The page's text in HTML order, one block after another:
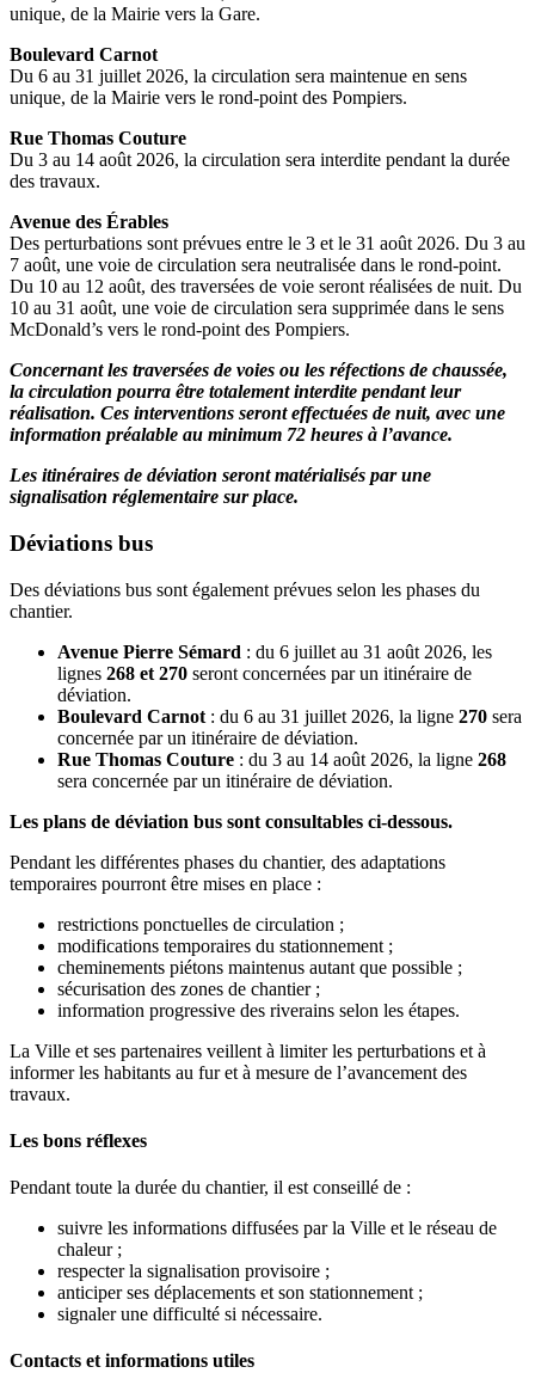
unique, de la Mairie vers la Gare.
Boulevard Carnot
Du 6 au 31 juillet 2026, la circulation sera maintenue en sens
unique, de la Mairie vers le rond-point des Pompiers.
Rue Thomas Couture
Du 3 au 14 août 2026, la circulation sera interdite pendant la durée
des travaux.
Avenue des Érables
Des perturbations sont prévues entre le 3 et le 31 août 2026. Du 3 au
7 août, une voie de circulation sera neutralisée dans le rond-point.
Du 10 au 12 août, des traversées de voie seront réalisées de nuit. Du
10 au 31 août, une voie de circulation sera supprimée dans le sens
McDonald’s vers le rond-point des Pompiers.
Concernant les traversées de voies ou les réfections de chaussée,
la circulation pourra être totalement interdite pendant leur
réalisation. Ces interventions seront effectuées de nuit, avec une
information préalable au minimum 72 heures à l’avance.
Les itinéraires de déviation seront matérialisés par une
signalisation réglementaire sur place.
Déviations bus
Des déviations bus sont également prévues selon les phases du
chantier.
Avenue Pierre Sémard : du 6 juillet au 31 août 2026, les
lignes 268 et 270 seront concernées par un itinéraire de
déviation.
Boulevard Carnot : du 6 au 31 juillet 2026, la ligne 270 sera
concernée par un itinéraire de déviation.
Rue Thomas Couture : du 3 au 14 août 2026, la ligne 268
sera concernée par un itinéraire de déviation.
Les plans de déviation bus sont consultables ci-dessous.
Pendant les différentes phases du chantier, des adaptations
temporaires pourront être mises en place :
restrictions ponctuelles de circulation ;
modifications temporaires du stationnement ;
cheminements piétons maintenus autant que possible ;
sécurisation des zones de chantier ;
information progressive des riverains selon les étapes.
La Ville et ses partenaires veillent à limiter les perturbations et à
informer les habitants au fur et à mesure de l’avancement des
travaux.
Les bons réflexes
Pendant toute la durée du chantier, il est conseillé de :
suivre les informations diffusées par la Ville et le réseau de
chaleur ;
respecter la signalisation provisoire ;
anticiper ses déplacements et son stationnement ;
signaler une difficulté si nécessaire.
Contacts et informations utiles